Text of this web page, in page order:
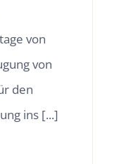
von
von
den
ins [...]